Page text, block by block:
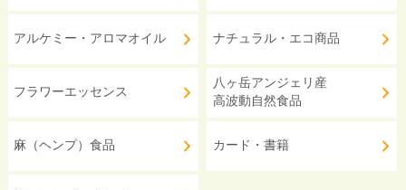
アルケミー・アロマオイル
フラワーエッセンス
麻（ヘンプ）食品
ナチュラル・エコ商品
八ヶ岳アンジェリ産
高波動自然食品
カード・書籍